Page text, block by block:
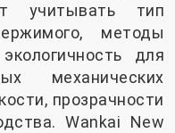
учитывать тип
методы
для
механических
прозрачности
Wankai New